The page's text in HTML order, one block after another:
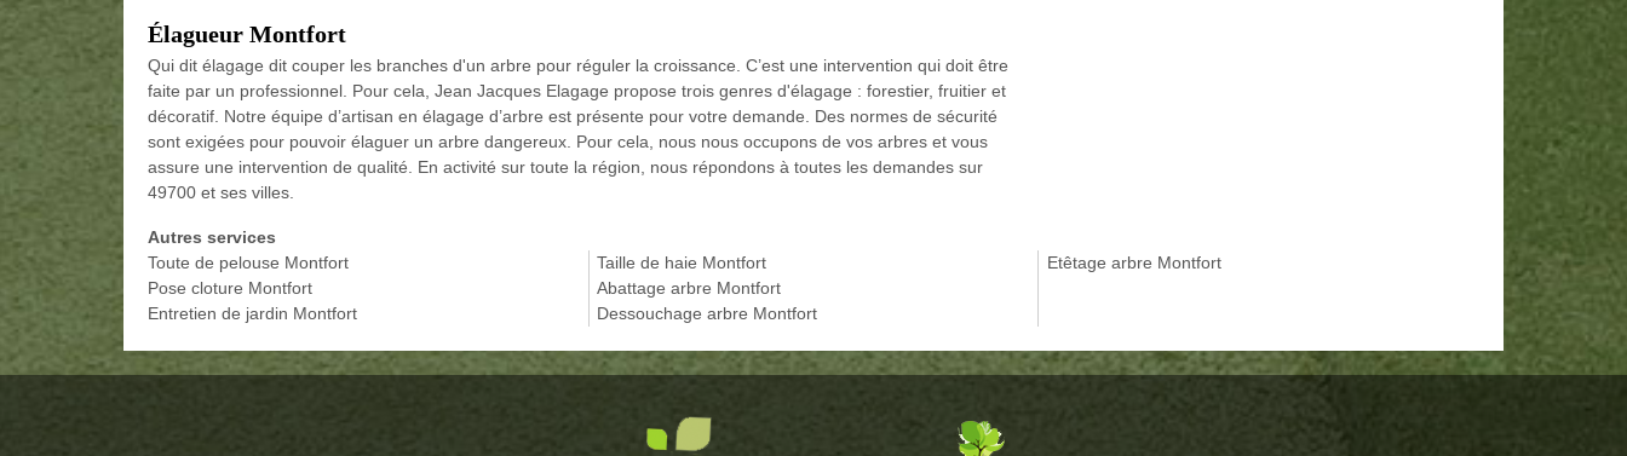
Élagueur Montfort
Qui dit élagage dit couper les branches d'un arbre pour réguler la croissance. C’est une intervention qui doit être
faite par un professionnel. Pour cela, Jean Jacques Elagage propose trois genres d'élagage : forestier, fruitier et
décoratif. Notre équipe d’artisan en élagage d’arbre est présente pour votre demande. Des normes de sécurité
sont exigées pour pouvoir élaguer un arbre dangereux. Pour cela, nous nous occupons de vos arbres et vous
assure une intervention de qualité. En activité sur toute la région, nous répondons à toutes les demandes sur
49700 et ses villes.
Autres services
Toute de pelouse Montfort
Pose cloture Montfort
Entretien de jardin Montfort
Taille de haie Montfort
Abattage arbre Montfort
Dessouchage arbre Montfort
Etêtage arbre Montfort